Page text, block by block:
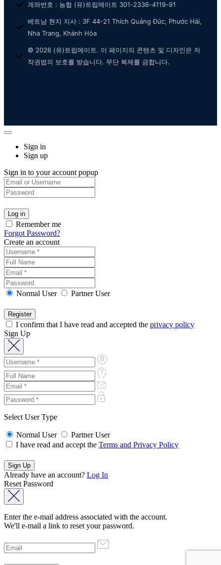
계좌번호 : 농협 (유)트립메이트 301-2336-4119-91
베트남 현지 지사 : 3F 44-21 Thích Quảng Đức, Phước Hải,
Nha Trang, Khánh Hòa
© 2026 (유)트립메이트. 이 페이지의 콘텐츠 및 디자인은 저
작권법의 보호를 받습니다. 무단 복제를 금합니다.
Sign in
Sign up
Sign in to your account popup
Remember me
Forgot Password?
Create an account
Normal User Partner User
I confirm that I have read and accepted the privacy policy
Sign Up
Select User Type
Normal User
Partner User
I have read and accept the Terms and Privacy Policy
Already have an account? Log In
Reset Password
Enter the e-mail address associated with the account.
We'll e-mail a link to reset your password.